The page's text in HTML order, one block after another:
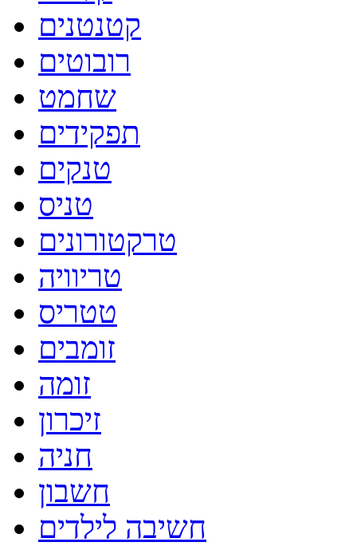
קטנטנים
רובוטים
שחמט
תפקידים
טנקים
טניס
טרקטורונים
טריוויה
טטריס
זומבים
זומה
זיכרון
חניה
חשבון
חשיבה לילדים